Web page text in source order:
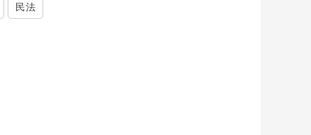
民法